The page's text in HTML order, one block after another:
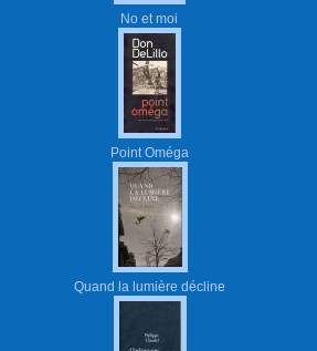
No et moi
Point Oméga
Quand la lumière décline